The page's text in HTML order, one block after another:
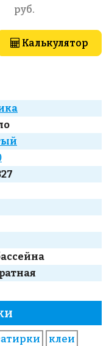
руб.
Калькулятор
клеи